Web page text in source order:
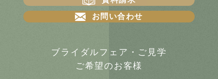
お問い合わせ
ブライダルフェア・ご見学
ご希望のお客様